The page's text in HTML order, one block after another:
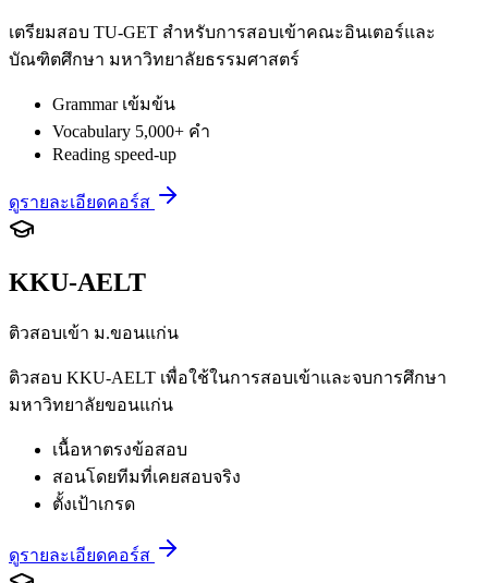
เตรียมสอบ TU-GET สำหรับการสอบเข้าคณะอินเตอร์และ
บัณฑิตศึกษา มหาวิทยาลัยธรรมศาสตร์
Grammar เข้มข้น
Vocabulary 5,000+ คำ
Reading speed-up
ดูรายละเอียดคอร์ส
KKU-AELT
ติวสอบเข้า ม.ขอนแก่น
ติวสอบ KKU-AELT เพื่อใช้ในการสอบเข้าและจบการศึกษา
มหาวิทยาลัยขอนแก่น
เนื้อหาตรงข้อสอบ
สอนโดยทีมที่เคยสอบจริง
ตั้งเป้าเกรด
ดูรายละเอียดคอร์ส